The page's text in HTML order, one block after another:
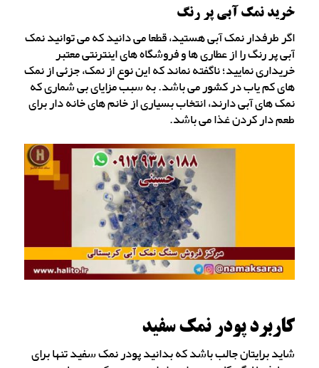
خرید نمک آبی پر رنگ
اگر طرفدار نمک آبی هستید، قطعا می دانید که می توانید نمک
آبی پر رنگ را از عطاری ها و فروشگاه های اینترنتی معتبر
خریداری نمایید؛ ناگفته نماند که این نوع از نمک، جزئی از نمک
های کم یاب در کشور می باشد. به سبب مزایای بی شماری که
نمک های آبی دارند، انتخاب بسیاری از خانم های خانه دار برای
طعم دار کردن غذا می باشد.
کاربرد پودر نمک سفید
شاید برایتان جالب باشد که بدانید پودر نمک سفید تنها برای